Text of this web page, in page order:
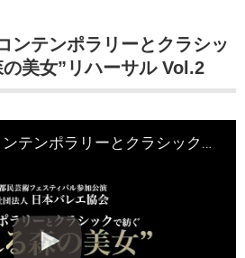
ンテンポラリーとクラシッ
美女”リハーサル Vol.2
日本バレエ協会「コンテンポラリーとクラシックを紡ぐ“眠れる森の美女”リハーサル Vol.2